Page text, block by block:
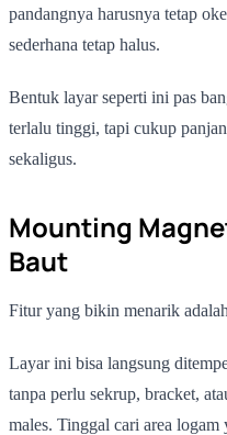
pandangnya harusnya tetap
sederhana tetap halus.
Bentuk layar seperti ini pas
terlalu tinggi, tapi cukup
sekaligus.
Mounting
Baut
Fitur yang bikin menarik
Layar ini bisa langsung
tanpa perlu sekrup, bracket,
males. Tinggal cari area